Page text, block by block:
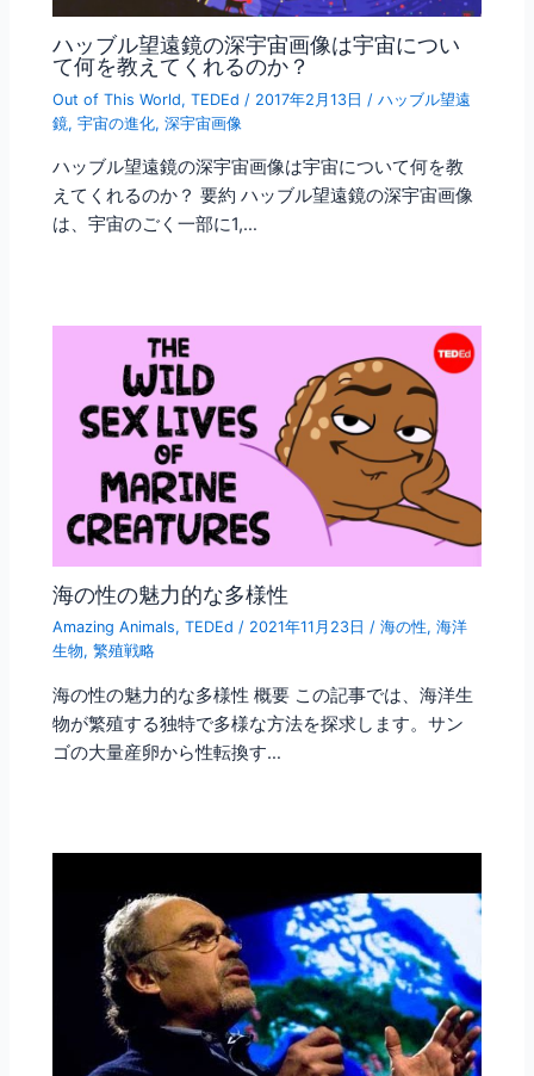
ハッブル望遠鏡の深宇宙画像は宇宙につい
て何を教えてくれるのか？
Out of This World,TEDEd / 2017年2月13日 /ハッブル望遠
鏡,宇宙の進化,深宇宙画像
ハッブル望遠鏡の深宇宙画像は宇宙について何を教
えてくれるのか？ 要約 ハッブル望遠鏡の深宇宙画像
は、宇宙のごく一部に1,…
海の性の魅力的な多様性
Amazing Animals,TEDEd / 2021年11月23日/海の性,海洋
生物,繁殖戦略
海の性の魅力的な多様性 概要 この記事では、海洋生
物が繁殖する独特で多様な方法を探求します。サン
ゴの大量産卵から性転換す…